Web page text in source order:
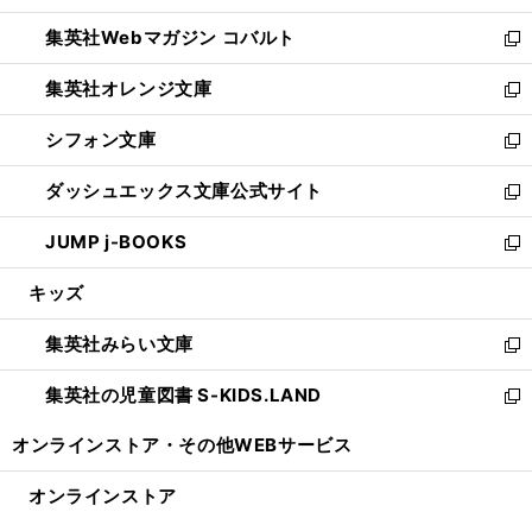
開
く
ウ
で
開
く
ン
ド
ウ
で
開
く
ウ
ィ
ン
ド
ウ
で
開
く
集英社Webマガジン コバルト
新
し
い
ウ
ィ
ン
ド
ウ
で
開
集英社オレンジ文庫
新
し
い
ウ
ィ
ン
ド
ウ
開
く
シフォン文庫
新
し
い
ウ
ィ
ン
ウ
で
開
く
ダッシュエックス文庫公式サイト
新
し
い
ウ
ン
ド
ウ
で
JUMP j-BOOKS
新
し
ウ
ィ
ン
ド
開
キッズ
集英社みらい文庫
新
し
い
ン
集英社の児童図書 S-KIDS.LAND
新
ウ
オンラインストア・ その他WEBサービス
オンラインストア